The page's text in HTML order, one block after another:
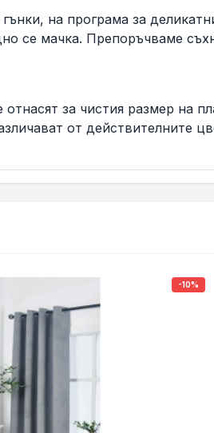
на програма за
се мачка. Препоръчваме
за чистия размер на
от действителните
-10%